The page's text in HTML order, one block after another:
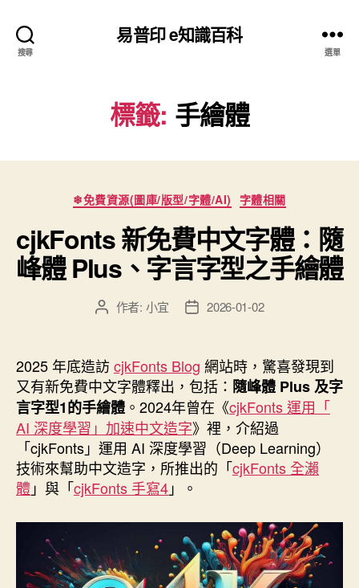
搜尋
易普印 e知識百科
選單
標籤: 手繪體
分
類
❄免費資源(圖庫/版型/字體/AI) 字體相關
cjkFonts 新免費中文字體：隨
峰體 Plus、字言字型之手繪體
文
者
作者: 小宜
文
佈
日
期
2026-01-02
2025 年底造訪cjkFonts Blog 網站時，驚喜發現到
又有新免費中文字體釋出，包括： 隨峰體 Plus 及字
言字型1的手繪體 。2024年曾在《cjkFonts 運用「
AI 深度學習」加速中文造字》裡，介紹過
「cjkFonts」運用 AI 深度學習（Deep Learning）
技術來幫助中文造字，所推出的「cjkFonts 全瀨
體 」與「cjkFonts 手寫4」。